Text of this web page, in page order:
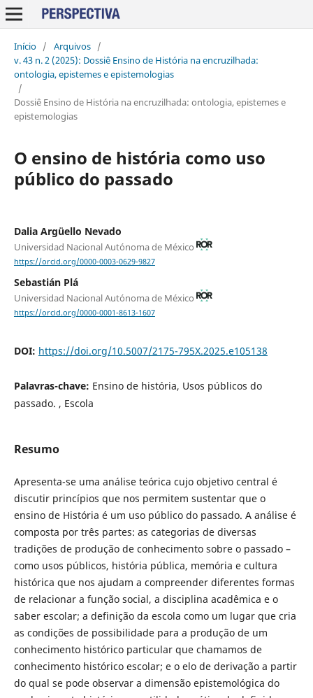
Início / Arquivos /
v. 43 n. 2 (2025): Dossiê Ensino de História na encruzilhada:
ontologia, epistemes e epistemologias
/
Dossiê Ensino de História na encruzilhada: ontologia, epistemes e
epistemologias
O ensino de história como uso
público do passado
Dalia Argüello Nevado
Universidad Nacional Autónoma de México
https://orcid.org/0000-0003-0629-9827
Sebastián Plá
Universidad Nacional Autónoma de México
https://orcid.org/0000-0001-8613-1607
DOI: https://doi.org/10.5007/2175-795X.2025.e105138
Palavras-chave: Ensino de história, Usos públicos do
passado. , Escola
Resumo
Apresenta-se uma análise teórica cujo objetivo central é
discutir princípios que nos permitem sustentar que o
ensino de História é um uso público do passado. A análise é
composta por três partes: as categorias de diversas
tradições de produção de conhecimento sobre o passado –
como usos públicos, história pública, memória e cultura
histórica que nos ajudam a compreender diferentes formas
de relacionar a função social, a disciplina acadêmica e o
saber escolar; a definição da escola como um lugar que cria
as condições de possibilidade para a produção de um
conhecimento histórico particular que chamamos de
conhecimento histórico escolar; e o elo de derivação a partir
do qual se pode observar a dimensão epistemológica do